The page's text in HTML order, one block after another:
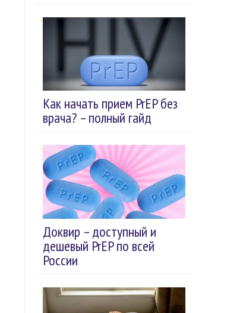
Как начать прием PrEP без
врача? – полный гайд
Доквир – доступный и
дешевый PrEP по всей
России